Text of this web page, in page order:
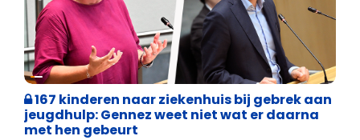
Binnenland politiek
167 kinderen naar ziekenhuis bij gebrek aan
jeugdhulp: Gennez weet niet wat er daarna
met hen gebeurt